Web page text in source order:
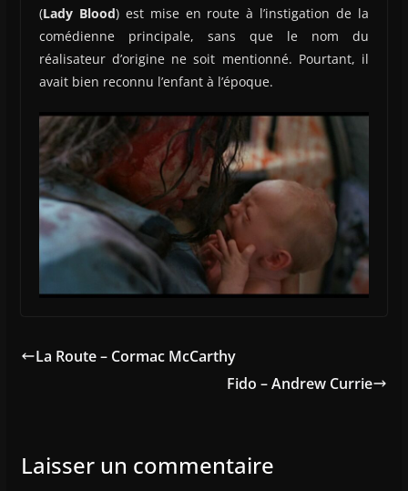
(Lady Blood) est mise en route à l’instigation de la
comédienne principale, sans que le nom du
réalisateur d’origine ne soit mentionné. Pourtant, il
avait bien reconnu l’enfant à l’époque.
La Route – Cormac McCarthy
Fido – Andrew Currie
Laisser un commentaire